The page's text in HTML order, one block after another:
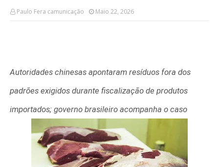
Paulo Fera camunicação Maio 22, 2026
Autoridades chinesas apontaram resíduos fora dos
padrões exigidos durante fiscalização de produtos
importados; governo brasileiro acompanha o caso